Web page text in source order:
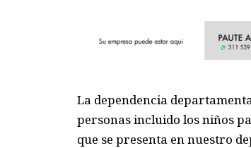
La dependencia
personasincluido los niños
que se presenta en nuestro